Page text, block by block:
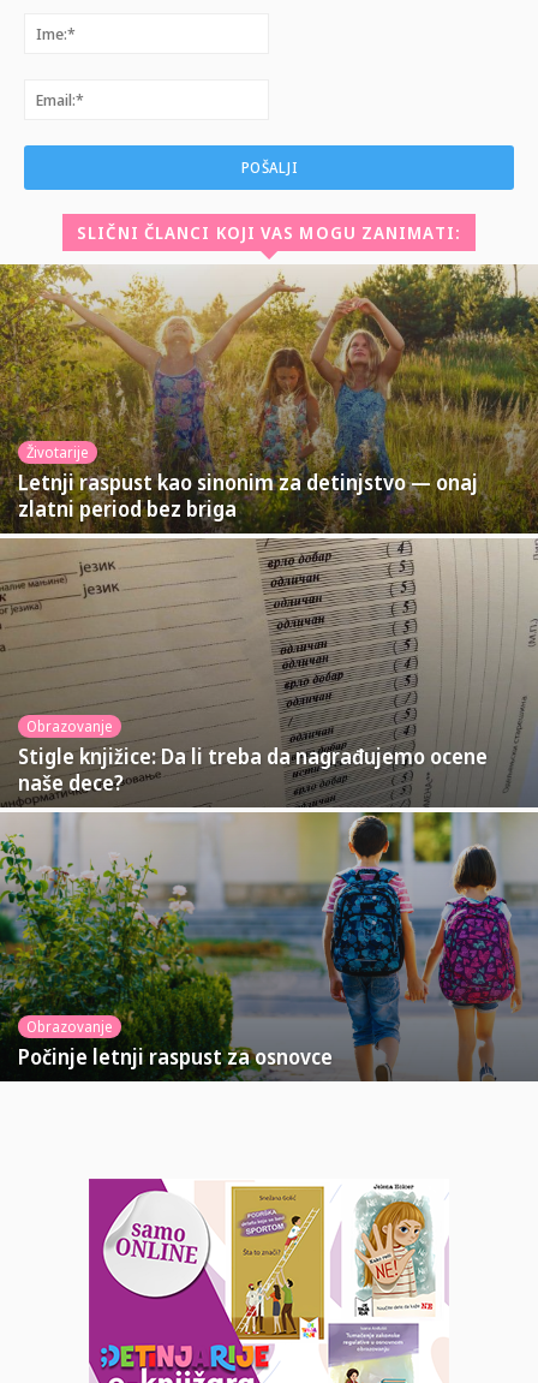
SLIČNI ČLANCI KOJI VAS MOGU ZANIMATI:
Životarije
Letnji raspust kao sinonim za detinjstvo — onaj
zlatni period bez briga
Obrazovanje
Stigle knjižice: Da li treba da nagrađujemo ocene
naše dece?
Obrazovanje
Počinje letnji raspust za osnovce